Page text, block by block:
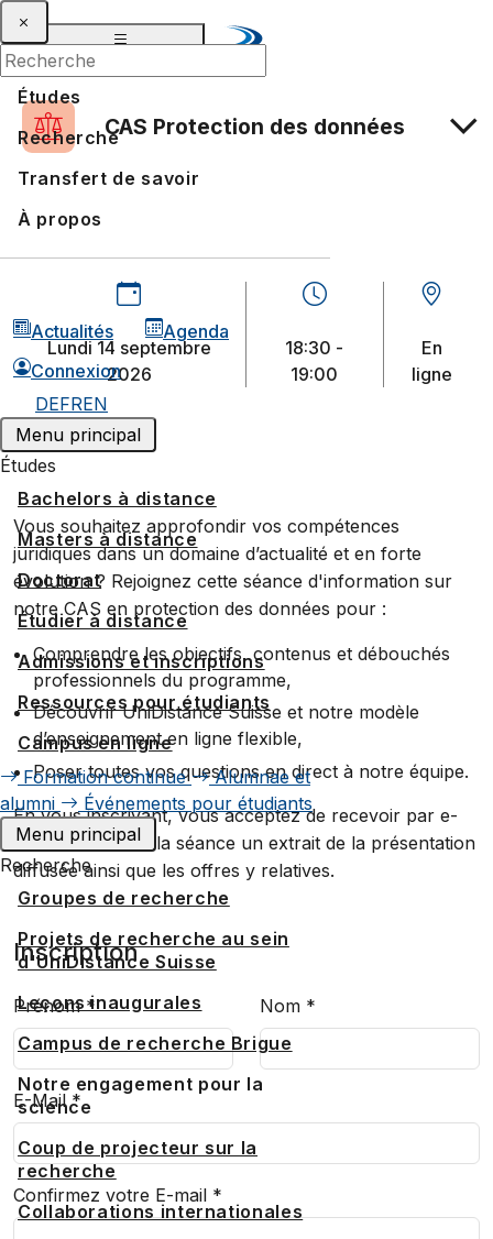
Études
Recherche
Transfert de savoir
À propos
Actualités
Agenda
Connexion
DEFREN
Menu principal
Études
Bachelors à distance
Masters à distance
Doctorat
Étudier à distance
Admissions et inscriptions
Ressources pour étudiants
Campus en ligne
Formation continue
Alumnae et
alumni
Événements pour étudiants
Menu principal
Recherche
Groupes de recherche
Projets de recherche au sein
d'UniDistance Suisse
Leçons inaugurales
Campus de recherche Brigue
Notre engagement pour la
science
Coup de projecteur sur la
recherche
Collaborations internationales
CAS Protection des données
lundi 14 septembre
2026
18:30 -
19:00
En
ligne
Vous souhaitez approfondir vos compétences
juridiques dans un domaine d’actualité et en forte
évolution ? Rejoignez cette séance d'information sur
notre CAS en protection des données pour :
Comprendre les objectifs, contenus et débouchés
professionnels du programme,
Découvrir UniDistance Suisse et notre modèle
d’enseignement en ligne flexible,
Poser toutes vos questions en direct à notre équipe.
En vous inscrivant, vous acceptez de recevoir par e-
mail à la suite de la séance un extrait de la présentation
diffusée ainsi que les offres y relatives.
Inscription
Prénom* Nom *
E-Mail*
Confirmez votre E-mail *